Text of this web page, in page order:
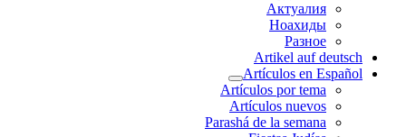
Актуалия
Ноахиды
Разное
Artikel auf deutsch
Artículos en Español
Artículos por tema
Artículos nuevos
Parashá de la semana